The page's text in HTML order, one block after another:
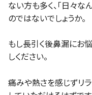
ない方も多く、「日々な
のではないでしょうか。
もし長引く後鼻漏にお
しください。
痛みや熱さを感じずリ